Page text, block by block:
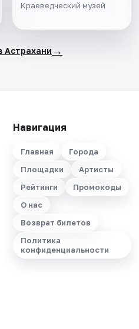
Краеведческий музей
Астрахани →
Навигация
Главная
Города
Площадки
Артисты
Рейтинги
Промокоды
О нас
Возврат билетов
Политика
конфиденциальности